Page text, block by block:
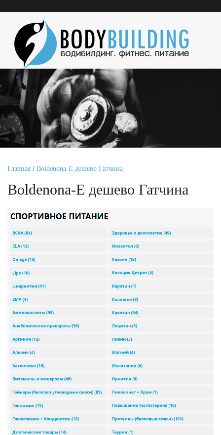
Главная / Boldenona-E дешево Гатчина
Boldenona-E дешево Гатчина